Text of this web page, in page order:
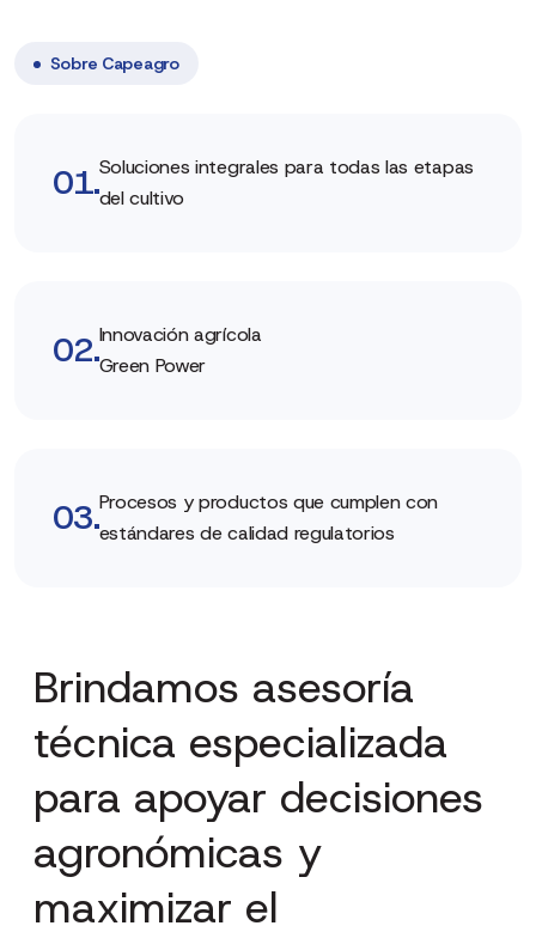
Sobre Capeagro
01.Soluciones integrales para todas las etapas
del cultivo
02.Innovación agrícola
Green Power
03.Procesos y productos que cumplen con
estándares de calidad regulatorios
Brindamos asesoría
técnica especializada
para apoyar decisiones
agronómicas y
maximizar el